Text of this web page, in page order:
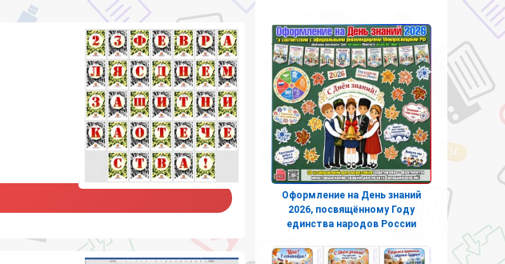
Оформление на День знаний
2026, посвящённому Году
единства народов России